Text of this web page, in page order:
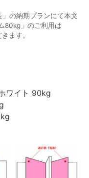
の納期プランにて本文
80kg」のご利用は
ます。
ワイト 90kg